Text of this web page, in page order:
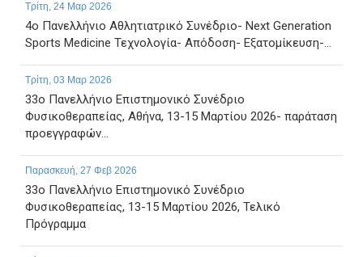
Τρίτη, 24 Μαρ 2026
4ο Πανελλήνιο Αθλητιατρικό Συνέδριο- Next Generation
Sports Medicine Τεχνολογία- Απόδοση- Εξατομίκευση-...
Τρίτη, 03 Μαρ 2026
33ο Πανελλήνιο Επιστημονικό Συνέδριο
Φυσικοθεραπείας, Αθήνα, 13-15 Μαρτίου 2026- παράταση
προεγγραφών...
Παρασκευή, 27 Φεβ 2026
33ο Πανελλήνιο Επιστημονικό Συνέδριο
Φυσικοθεραπείας, 13-15 Μαρτίου 2026, Τελικό
Πρόγραμμα